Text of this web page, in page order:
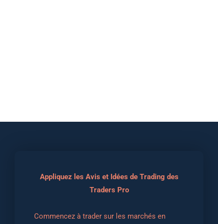
Appliquez les Avis et Idées de Trading des
Traders Pro
Commencez à trader sur les marchés en